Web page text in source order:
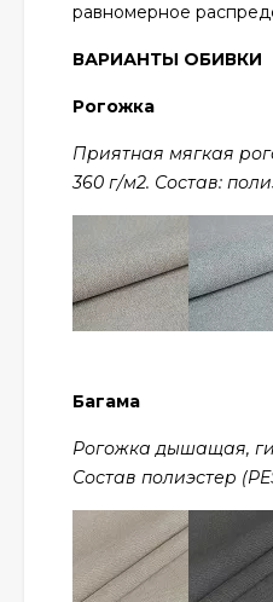
равномерное
ВАРИАНТЫ ОБИВКИ
Рогожка
Приятная мягкая
360 г/м2. Состав:
Багама
Рогожка дышащая,
Состав полиэстер